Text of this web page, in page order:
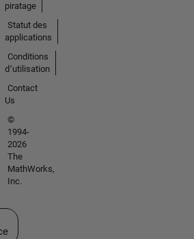
piratage
Statut des
applications
Conditions
d՚utilisation
Contact
Us
©
1994-
2026
The
MathWorks,
Inc.
un site web